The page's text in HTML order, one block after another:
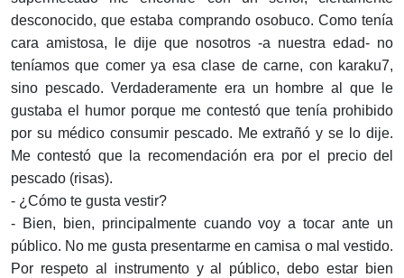
desconocido, que estaba comprando osobuco. Como tenía
cara amistosa, le dije que nosotros -a nuestra edad- no
teníamos que comer ya esa clase de carne, con karaku7,
sino pescado. Verdaderamente era un hombre al que le
gustaba el humor porque me contestó que tenía prohibido
por su médico consumir pescado. Me extrañó y se lo dije.
Me contestó que la recomendación era por el precio del
pescado (risas).
- ¿Cómo te gusta vestir?
- Bien, bien, principalmente cuando voy a tocar ante un
público. No me gusta presentarme en camisa o mal vestido.
Por respeto al instrumento y al público, debo estar bien